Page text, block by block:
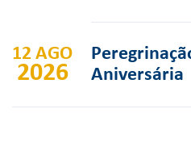
12 AGO
2026
Aniversária